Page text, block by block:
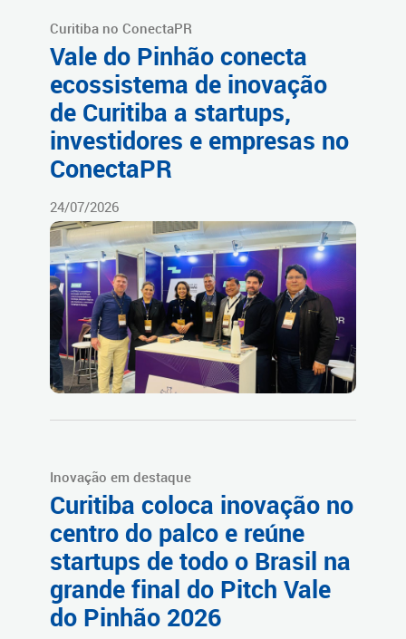
Curitiba no ConectaPR
Vale do Pinhão conecta
ecossistema de inovação
de Curitiba a startups,
investidores e empresas no
ConectaPR
24/07/2026
Inovação em destaque
Curitiba coloca inovação no
centro do palco e reúne
startups de todo o Brasil na
grande final do Pitch Vale
do Pinhão 2026